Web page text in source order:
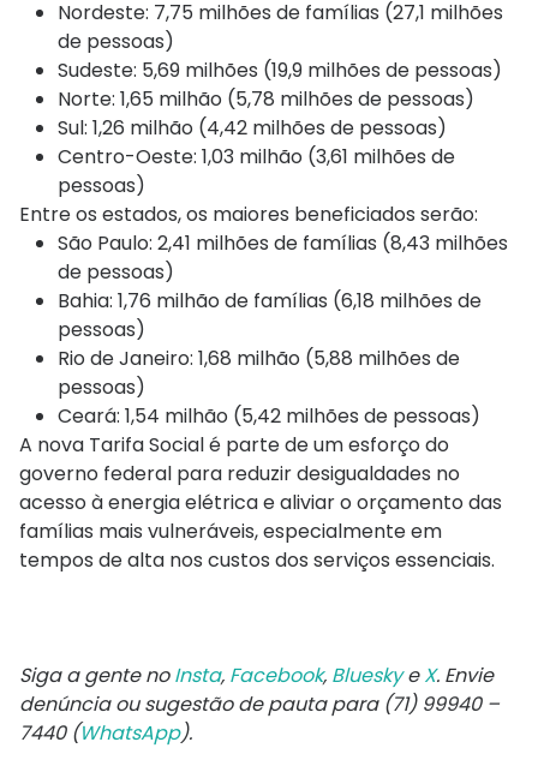
Nordeste: 7,75 milhões de famílias (27,1 milhões
de pessoas)
Sudeste: 5,69 milhões (19,9 milhões de pessoas)
Norte: 1,65 milhão (5,78 milhões de pessoas)
Sul: 1,26 milhão (4,42 milhões de pessoas)
Centro-Oeste: 1,03 milhão (3,61 milhões de
pessoas)
Entre os estados, os maiores beneficiados serão:
São Paulo: 2,41 milhões de famílias (8,43 milhões
de pessoas)
Bahia: 1,76 milhão de famílias (6,18 milhões de
pessoas)
Rio de Janeiro: 1,68 milhão (5,88 milhões de
pessoas)
Ceará: 1,54 milhão (5,42 milhões de pessoas)
A nova Tarifa Social é parte de um esforço do
governo federal para reduzir desigualdades no
acesso à energia elétrica e aliviar o orçamento das
famílias mais vulneráveis, especialmente em
tempos de alta nos custos dos serviços essenciais.
Siga a gente noInsta, Facebook, BlueskyeX. Envie
denúncia ou sugestão de pauta para (71) 99940 –
7440 (WhatsApp).